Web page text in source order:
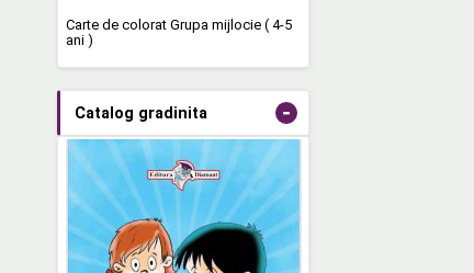
Carte de colorat Grupa mijlocie ( 4-5
ani )
Catalog gradinita -